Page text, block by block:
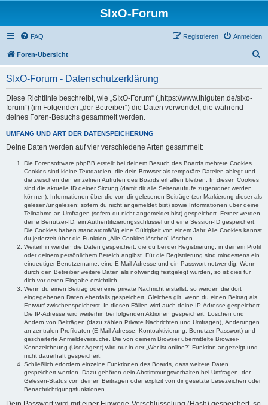
SIxO-Forum
FAQ Anmelden
Registrieren
Foren-Übersicht
SIxO-Forum - Datenschutzerklärung
Diese Richtlinie beschreibt, wie „SIxO-Forum“ („https://www.thiguten.de/sixo-
forum“) (im Folgenden „der Betreiber“) die Daten verwendet, die während
deines Foren-Besuchs gesammelt werden.
UMFANG UND ART DER DATENSPEICHERUNG
Deine Daten werden auf vier verschiedene Arten gesammelt:
Die Forensoftware phpBB erstellt bei deinem Besuch des Boards mehrere Cookies.
Cookies sind kleine Textdateien, die dein Browser als temporäre Dateien ablegt und
die zwischen den einzelnen Aufrufen des Boards erhalten bleiben. In diesen Cookies
sind die aktuelle ID deiner Sitzung (damit dir alle Seitenaufrufe zugeordnet werden
können), Informationen über die von dir gelesenen Beiträge (zur Markierung dieser als
gelesen/ungelesen; sofern du nicht angemeldet bist) sowie Informationen über deine
Teilnahme an Umfragen (sofern du nicht angemeldet bist) gespeichert. Ferner werden
deine Benutzer-ID, ein Authentifizierungsschlüssel und eine Session-ID gespeichert.
Die Cookies haben standardmäßig eine Gültigkeit von einem Jahr. Alle Cookies kannst
du jederzeit über die Funktion „Alle Cookies löschen“ löschen.
Weiterhin werden die Daten gespeichert, die du bei der Registrierung, in deinem Profil
oder deinem persönlichem Bereich angibst. Für die Registrierung sind mindestens ein
eindeutiger Benutzername, eine E-Mail-Adresse und ein Passwort notwendig. Wenn
durch den Betreiber weitere Daten als notwendig festgelegt wurden, so ist dies für
dich vor deren Eingabe ersichtlich.
Wenn du einen Beitrag oder eine private Nachricht erstellst, so werden die dort
eingegebenen Daten ebenfalls gespeichert. Gleiches gilt, wenn du einen Beitrag als
Entwurf zwischenspeicherst. In diesen Fällen wird auch deine IP-Adresse gespeichert.
Die IP-Adresse wird weiterhin bei folgenden Aktionen gespeichert: Löschen und
Ändern von Beiträgen (dazu zählen Private Nachrichten und Umfragen), Änderungen
an zentralen Profildaten (E-Mail-Adresse, Kontoaktivierung, Benutzer-Passwort) und
gescheiterte Anmeldeversuche. Die von deinem Browser übermittelte Browser-
Kennzeichnung (User Agent) wird nur in der „Wer ist online?“-Funktion angezeigt und
nicht dauerhaft gespeichert.
Schließlich erfordern einzelne Funktionen des Boards, dass weitere Daten
gespeichert werden. Dazu gehören dein Abstimmungsverhalten bei Umfragen, der
Gelesen-Status von deinen Beiträgen oder explizit von dir gesetzte Lesezeichen oder
Benachrichtigungsfunktionen.